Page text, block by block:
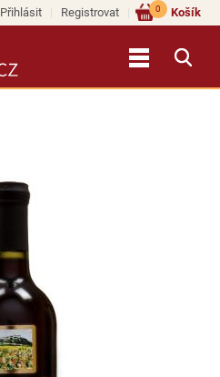
Přihlásit Registrovat Košík
0